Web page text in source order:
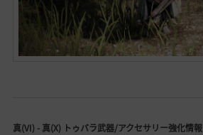
真(VI) - 真(X) トゥバラ武器/アクセサリー強化情報